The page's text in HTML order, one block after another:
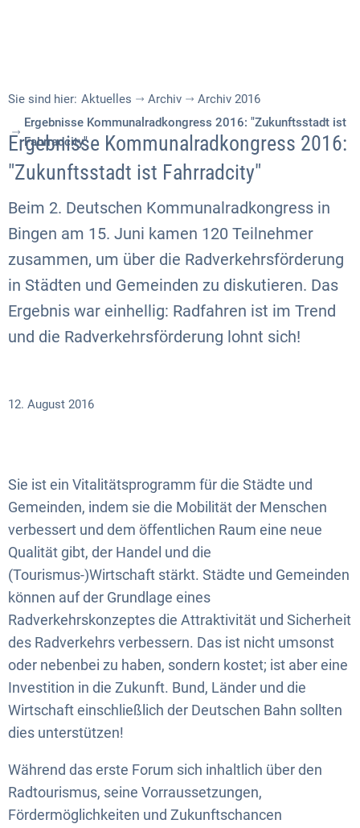
Sie sind hier: Aktuelles Archiv
Archiv 2016
Ergebnisse Kommunalradkongress 2016: "Zukunftsstadt ist
Fahrradcity"
Ergebnisse Kommunalradkongress 2016:
"Zukunftsstadt ist Fahrradcity"
Beim 2. Deutschen Kommunalradkongress in
Bingen am 15. Juni kamen 120 Teilnehmer
zusammen, um über die Radverkehrsförderung
in Städten und Gemeinden zu diskutieren. Das
Ergebnis war einhellig: Radfahren ist im Trend
und die Radverkehrsförderung lohnt sich!
12. August 2016
Sie ist ein Vitalitätsprogramm für die Städte und
Gemeinden, indem sie die Mobilität der Menschen
verbessert und dem öffentlichen Raum eine neue
Qualität gibt, der Handel und die
(Tourismus-)Wirtschaft stärkt. Städte und Gemeinden
können auf der Grundlage eines
Radverkehrskonzeptes die Attraktivität und Sicherheit
des Radverkehrs verbessern. Das ist nicht umsonst
oder nebenbei zu haben, sondern kostet; ist aber eine
Investition in die Zukunft. Bund, Länder und die
Wirtschaft einschließlich der Deutschen Bahn sollten
dies unterstützen!
Während das erste Forum sich inhaltlich über den
Radtourismus, seine Vorraussetzungen,
Fördermöglichkeiten und Zukunftschancen